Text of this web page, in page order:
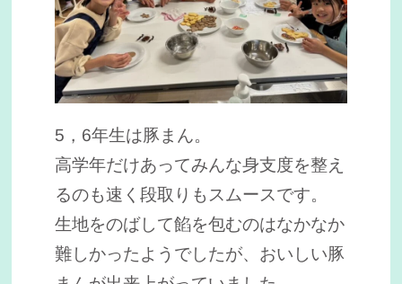
5，6年生は豚まん。
高学年だけあってみんな身支度を整え
るのも速く段取りもスムースです。
生地をのばして餡を包むのはなかなか
難しかったようでしたが、おいしい豚